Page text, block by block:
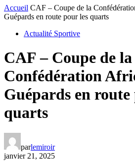
Accueil CAF – Coupe de la
Guépards en route pour les quarts
Actualité Sportive
CAF – Coupe de la
Confédération
Guépards en route
quarts
parlemiroir
janvier 21, 2025